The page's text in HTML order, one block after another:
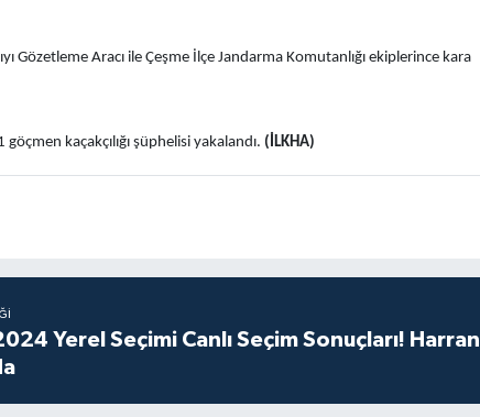
Gözetleme Aracı ile Çeşme İlçe Jandarma Komutanlığı ekiplerince kara
kaçakçılığı şüphelisi yakalandı. (İLKHA)
Yerel Seçimi Canlı Seçim Sonuçları! Harran